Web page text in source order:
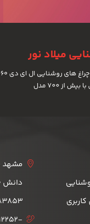
میلاد نور
از 700 مدل